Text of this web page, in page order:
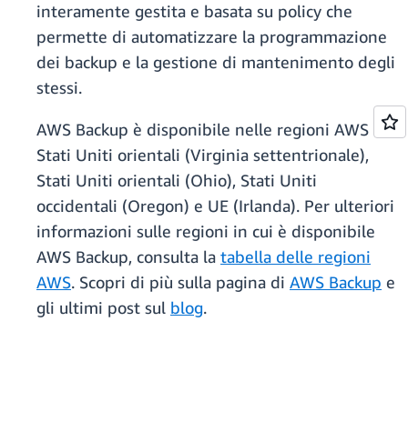
interamente gestita e basata su policy che
permette di automatizzare la programmazione
dei backup e la gestione di mantenimento degli
stessi.
AWS Backup è disponibile nelle regioni AWS
Stati Uniti orientali (Virginia settentrionale),
Stati Uniti orientali (Ohio), Stati Uniti
occidentali (Oregon) e UE (Irlanda). Per ulteriori
informazioni sulle regioni in cui è disponibile
AWS Backup, consulta la tabella delle regioni
AWS. Scopri di più sulla pagina di AWS Backup e
gli ultimi post sul blog.